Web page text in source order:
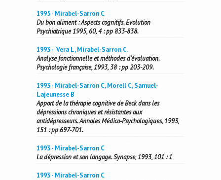
1995 - Mirabel-Sarron C
Du bon aliment : Aspects cognitifs. Evolution
Psychiatrique 1995, 60, 4 : pp 833-838.
1993 - Vera L, Mirabel-Sarron C.
Analyse fonctionnelle et méthodes d'évaluation.
Psychologie française, 1993, 38 : pp 203-209.
1993 - Mirabel-Sarron C, Morell C, Samuel-
Lajeunesse B
Apport de la thérapie cognitive de Beck dans les
dépressions chroniques et résistantes aux
antidépresseurs. Annales Médico-Psychologiques, 1993,
151 : pp 697-701.
1993 - Mirabel-Sarron C
La dépression et son langage. Synapse, 1993, 101 : 1
1993 - Mirabel-Sarron C